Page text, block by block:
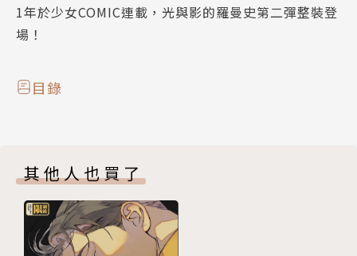
1年於少女COMIC連載，光與影的羅曼史第二彈整裝登
場！
目錄
其他人也買了